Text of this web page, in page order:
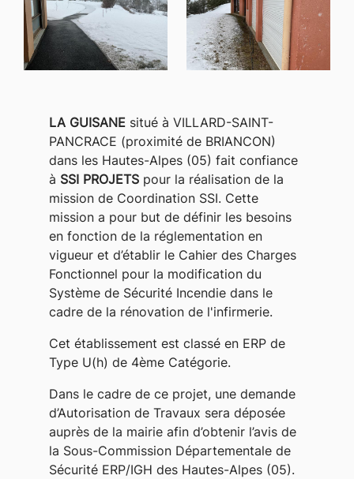
LA GUISANEsitué à VILLARD-SAINT-
PANCRACE (proximité de BRIANCON)
dans les Hautes-Alpes (05) fait confiance
à SSI PROJETSpour la réalisation de la
mission de Coordination SSI. Cette
mission a pour but de définir les besoins
en fonction de la réglementation en
vigueur et d’établir le Cahier des Charges
Fonctionnel pour la modification du
Système de Sécurité Incendie dans le
cadre de la rénovation de l'infirmerie.
Cet établissement est classé en ERP de
Type U(h) de 4ème Catégorie.
Dans le cadre de ce projet, une demande
d’Autorisation de Travaux sera déposée
auprès de la mairie afin d’obtenir l’avis de
la Sous-Commission Départementale de
Sécurité ERP/IGH des Hautes-Alpes (05).